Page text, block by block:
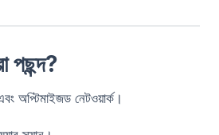
পছন্দ?
অপ্টিমাইজড নেটওয়ার্ক।